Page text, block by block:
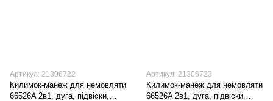
Артикул: 21306722
Килимок-манеж для немовляти
66526A 2в1, дуга, підвіски,
Артикул: 21306723
Килимок-манеж для немовляти
66526A 2в1, дуга, підвіски,